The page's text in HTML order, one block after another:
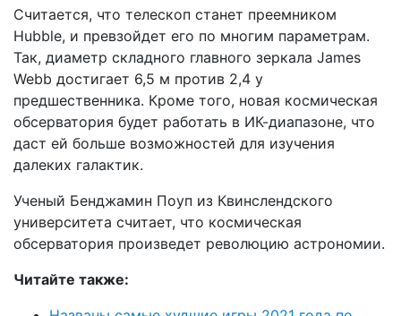
Считается, что телескоп станет преемником
Hubble, и превзойдет его по многим параметрам.
Так, диаметр складного главного зеркала James
Webb достигает 6,5 м против 2,4 у
предшественника. Кроме того, новая космическая
обсерватория будет работать в ИК-диапазоне, что
даст ей больше возможностей для изучения
далеких галактик.
Ученый Бенджамин Поуп из Квинслендского
университета считает, что космическая
обсерватория произведет революцию астрономии.
Читайте также: